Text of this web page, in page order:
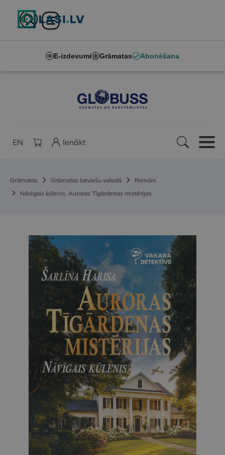
E-izdevumi Grāmatas Abonēšana
EN Ienākt
Grāmatas Grāmatas latviešu valodā
Romāni
Nāvīgais kūlenis. Auroras Tīgārdenas mistērijas